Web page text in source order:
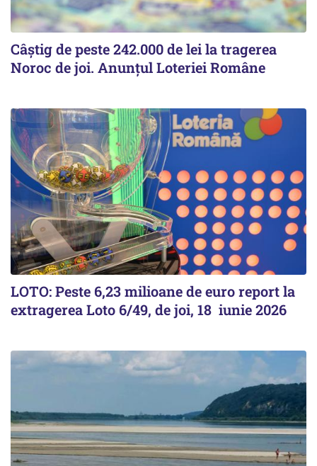
Câștig de peste 242.000 de lei la tragerea
Noroc de joi. Anunțul Loteriei Române
LOTO: Peste 6,23 milioane de euro report la
extragerea Loto 6/49, de joi, 18 iunie 2026